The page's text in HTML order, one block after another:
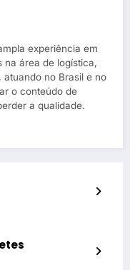
experiência em
na área de logística,
no Brasil e no
o conteúdo de
a qualidade.